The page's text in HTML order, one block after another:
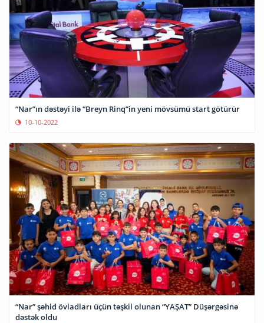
10-10-2022
“Nar” şəhid övladları üçün təşkil olunan “YAŞAT” Düşərgəsinə
dəstək oldu